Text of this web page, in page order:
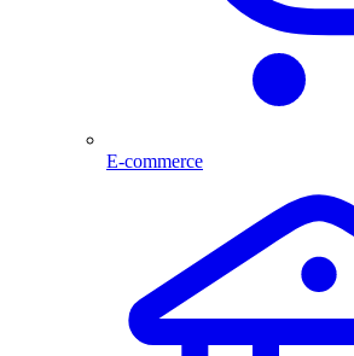
E-commerce